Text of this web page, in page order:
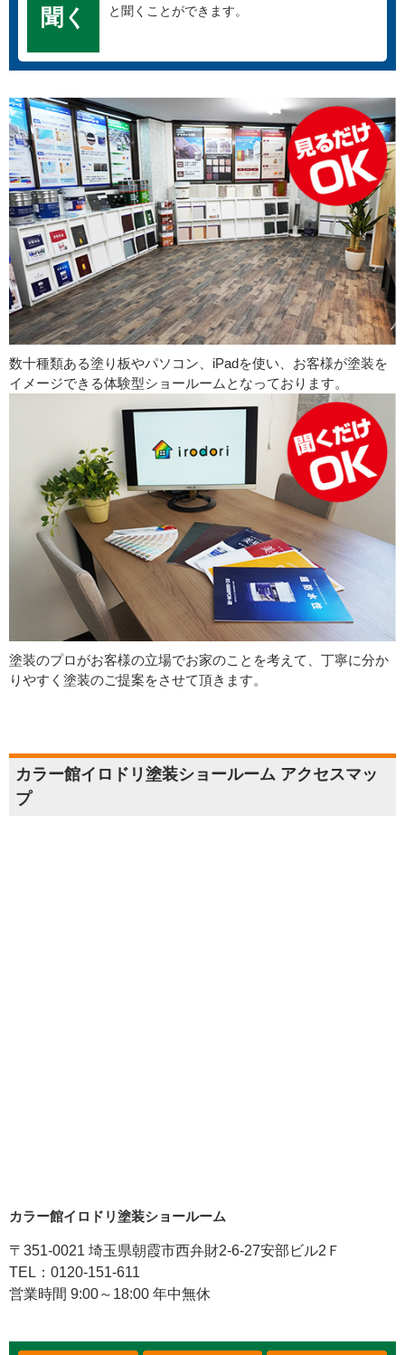
聞く
と聞くことができます。
数十種類ある塗り板やパソコン、iPadを使い、お客様が塗装を
イメージできる体験型ショールームとなっております。
塗装のプロがお客様の立場でお家のことを考えて、丁寧に分か
りやすく塗装のご提案をさせて頂きます。
カラー館イロドリ塗装ショールーム アクセスマッ
プ
カラー館イロドリ塗装ショールーム
〒351-0021 埼玉県朝霞市西弁財2-6-27安部ビル2Ｆ
TEL：0120-151-611
営業時間 9:00～18:00 年中無休